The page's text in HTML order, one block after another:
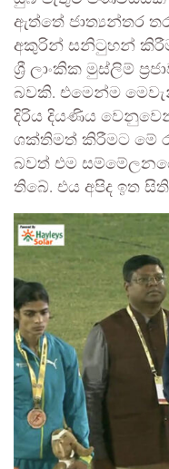
ඇත්තේ ජාත්‍යන්තර
අකුරින් සනිටුහන්
ශ්‍රී ලාංකික මුස්ලිම්
බවකි. එමෙන්ම
දිරිය දියණිය
ශක්තිමත් කිරීමට මේ
බවත් එම
තිබේ. එය අපිද ඉත